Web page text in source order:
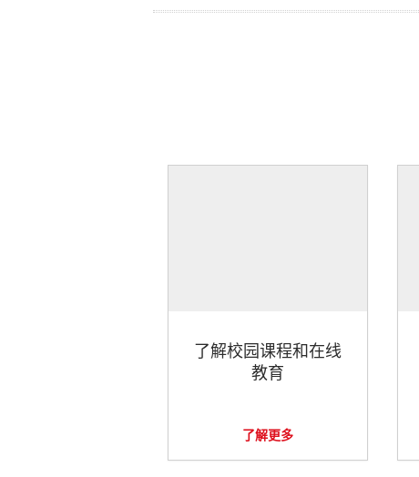
了解校园课程和在线
教育
了解更多